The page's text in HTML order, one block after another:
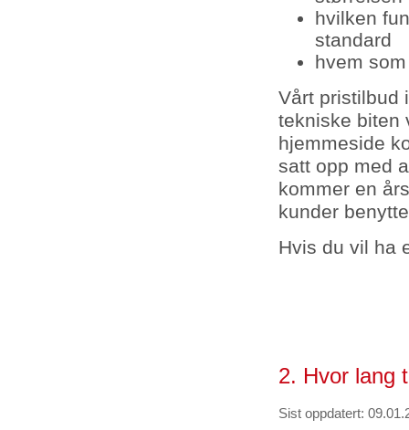
hvilken
standard
hvem
Vårt pristilbud
tekniske biten
hjemmeside
satt opp med
kommer en
kunder
Hvis du vil ha
2. Hvor lang
Sist oppdatert: